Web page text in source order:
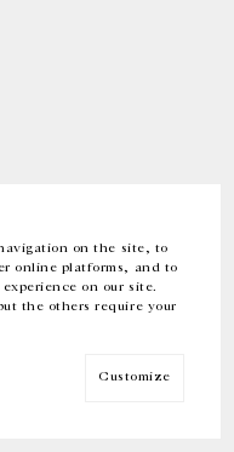
on the site, to
online platforms, and to
on our site.
the others require your
Customize